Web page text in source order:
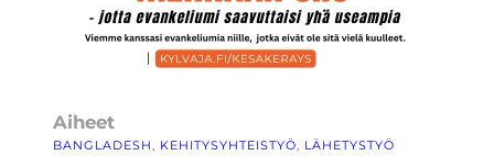
Aiheet
BANGLADESH, KEHITYSYHTEISTYÖ, LÄHETYSTYÖ